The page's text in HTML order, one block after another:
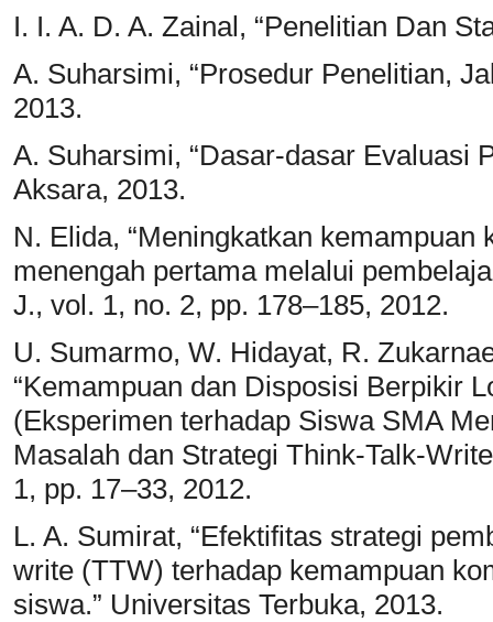
I. I. A. D. A. Zainal, “Penelitian Dan
A. Suharsimi, “Prosedur Penelitian,
2013.
A. Suharsimi, “Dasar-dasar Evaluasi
Aksara, 2013.
N. Elida, “Meningkatkan
menengah pertama melalui
J., vol. 1, no. 2, pp. 178–185, 2012.
U. Sumarmo, W. Hidayat, R.
“Kemampuan dan Disposisi Berpikir
(Eksperimen terhadap Siswa SMA
Masalah dan Strategi Think-Talk-
1, pp. 17–33, 2012.
L. A. Sumirat, “Efektifitas strategi
write (TTW) terhadap kemampuan
siswa.” Universitas Terbuka, 2013.